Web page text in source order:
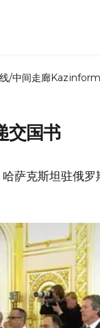
/中间走廊
交国书
萨克斯坦驻俄罗